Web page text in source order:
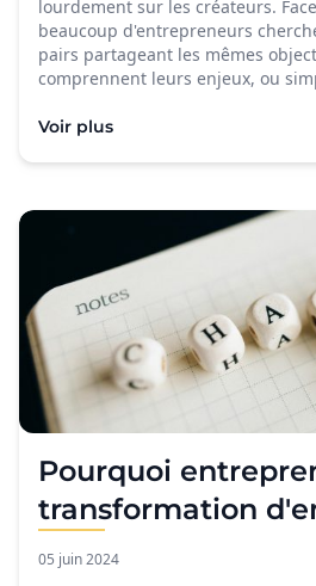
lourdement sur les créateurs.
beaucoup d'entrepreneurs
pairs partageant les mêmes
comprennent leurs enjeux, ou
Voir plus
Pourquoi
transformation
05 juin 2024